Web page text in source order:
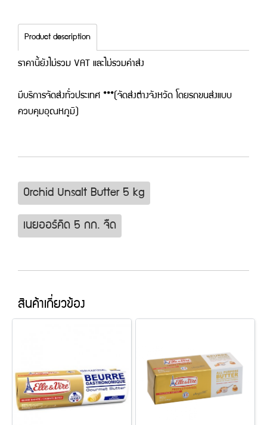
Product description
ราคานี้ยังไม่รวม VAT และไม่รวมค่าส่ง
มีบริการจัดส่งทั่วประเทศ ***(จัดส่งต่างจังหวัด โดยรถขนส่งแบบ
ควบคุมอุณหภูมิ)
Orchid Unsalt Butter 5 kg
เนยออร์คิด 5 กก. จืด
สินค้าเกี่ยวข้อง